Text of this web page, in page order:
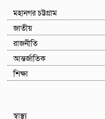
মহানগর চট্টগ্রাম
জাতীয়
রাজনীতি
আন্তর্জাতিক
শিক্ষা
স্বাস্থ্য